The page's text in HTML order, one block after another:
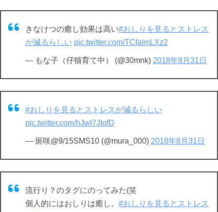
きなけつの癒し効果は高い#おしりを見るとストレス
が減るらしい pic.twitter.com/TCfaImLXz2
— もな子（仔猫育て中） (@30mnk) 2018年8月31日
#おしりを見るとストレスが減るらしい
pic.twitter.com/hJwI7JIofD
— 斑咲@9/15SMS10 (@mura_000) 2018年8月31日
流行り？のタグにのってみた(笑
個人的にはおしりは癒し。 #おしりを見るとストレス